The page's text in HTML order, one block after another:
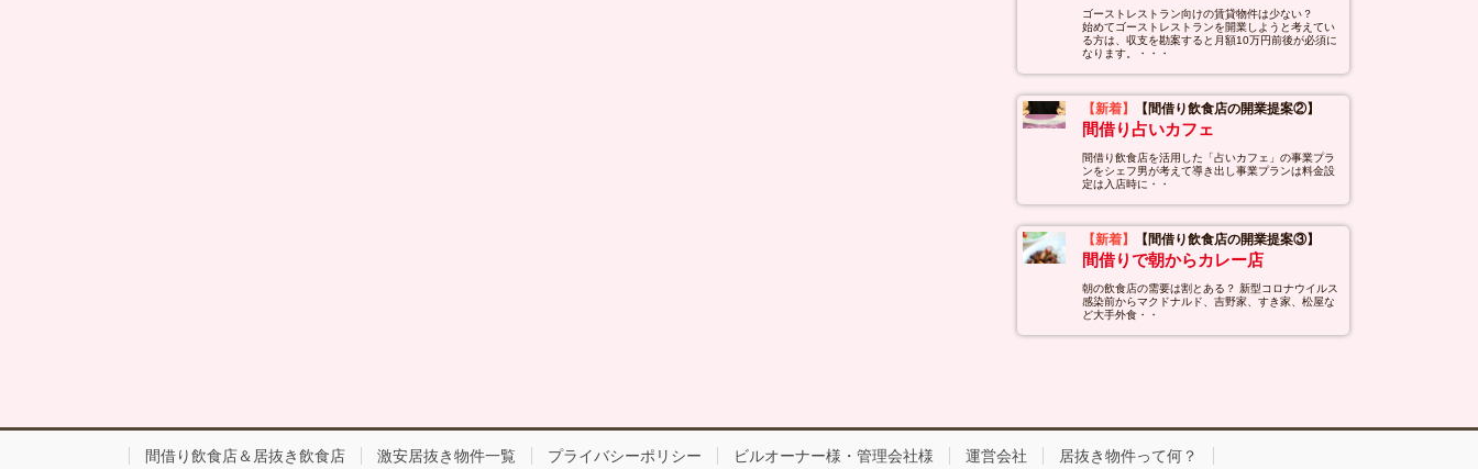
ゴーストレストラン向けの賃貸物件は少ない？
始めてゴーストレストランを開業しようと考えてい
る方は、収支を勘案すると月額10万円前後が必須に
なります。・・・
【新着】 【間借り飲食店の開業提案②】
間借り占いカフェ
間借り飲食店を活用した「占いカフェ」の事業プラ
ンをシェフ男が考えて導き出し事業プランは料金設
定は入店時に・・
【新着】 【間借り飲食店の開業提案③】
間借りで朝からカレー店
朝の飲食店の需要は割とある？ 新型コロナウイルス
感染前からマクドナルド、吉野家、すき家、松屋な
ど大手外食・・
間借り飲食店＆居抜き飲食店 激安居抜き物件一覧 プライバシーポリシー ビルオーナー様・管理会社様 運営会社 居抜き物件って何？